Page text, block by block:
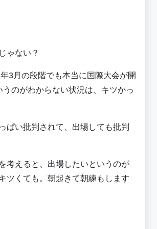
ゃない？
3月の段階でも本当に国際大会が開
のがわからない状況は、キツかっ
い批判されて、出場しても批判
考えると、出場したいというのが
ツくても。朝起きて朝練もします